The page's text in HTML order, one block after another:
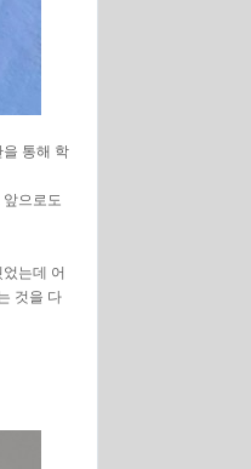
통해 학
으로도
는데 어
것을 다